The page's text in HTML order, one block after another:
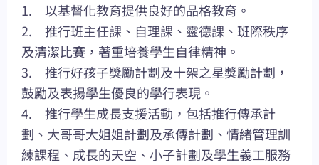
1. 以基督化教育提供良好的品格教育。
2. 推行班主任課、自理課、靈德課、班際秩序
及清潔比賽，著重培養學生自律精神。
3. 推行好孩子獎勵計劃及十架之星獎勵計劃，
鼓勵及表揚學生優良的學行表現。
4. 推行學生成長支援活動，包括推行傳承計
劃、大哥哥大姐姐計劃及承傳計劃、情緒管理訓
練課程、成長的天空、小子計劃及學生義工服務